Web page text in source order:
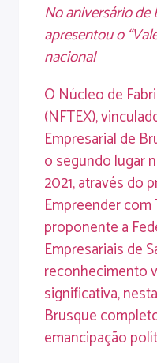
No aniversário de
apresentou o
nacional
O Núcleo de
(NFTEX),
Empresarial de
o segundo lugar
2021, através do
Empreender
proponente a
Empresariais de
reconhecimento
significativa,
Brusque
emancipação